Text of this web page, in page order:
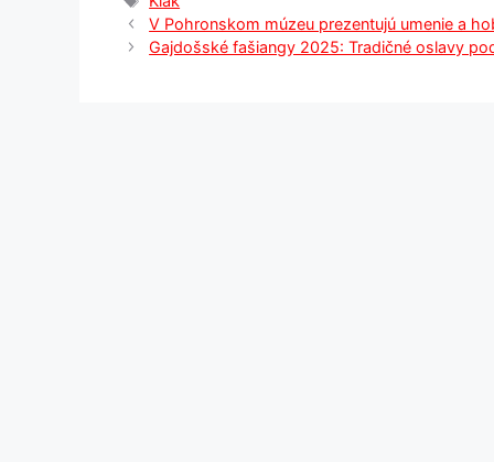
V Pohronskom múzeu prezentujú umenie a
Gajdošské fašiangy 2025: Tradičné oslavy